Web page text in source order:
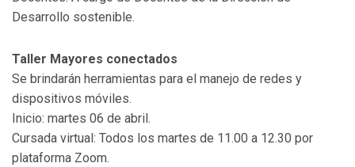
Desarrollo sostenible.
Taller Mayores conectados
Se brindarán herramientas para el manejo de redes y
dispositivos móviles.
Inicio: martes 06 de abril.
Cursada virtual: Todos los martes de 11.00 a 12.30 por
plataforma Zoom.